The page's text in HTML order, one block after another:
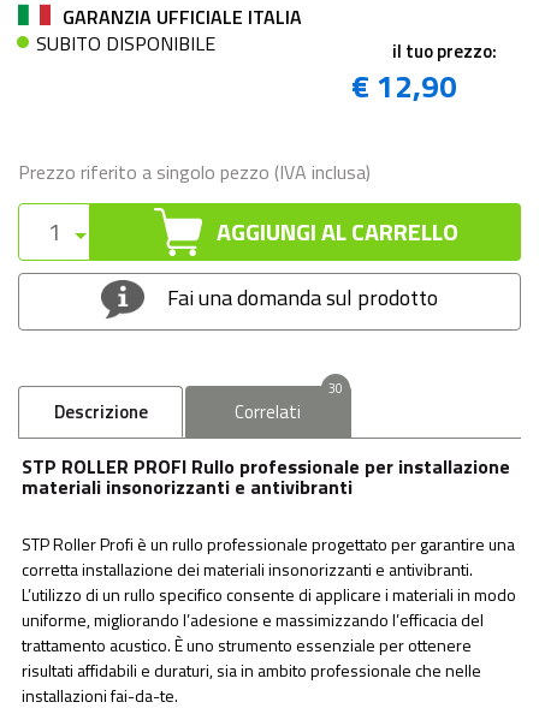
GARANZIA UFFICIALE ITALIA
SUBITO DISPONIBILE
il tuo prezzo:
€ 12,90
Prezzo riferito a singolo pezzo (IVA inclusa)
AGGIUNGI AL CARRELLO
Fai una domanda sul prodotto
Descrizione Correlati
30
STP ROLLER PROFI Rullo professionale per installazione
materiali insonorizzanti e antivibranti
STP Roller Profi è un rullo professionale progettato per garantire una
corretta installazione dei materiali insonorizzanti e antivibranti.
L’utilizzo di un rullo specifico consente di applicare i materiali in modo
uniforme, migliorando l’adesione e massimizzando l’efficacia del
trattamento acustico. È uno strumento essenziale per ottenere
risultati affidabili e duraturi, sia in ambito professionale che nelle
installazioni fai-da-te.